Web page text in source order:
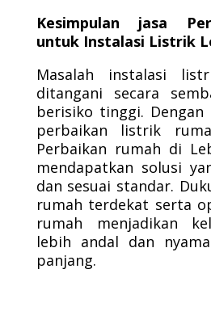
Kesimpulan jasa
untuk Instalasi Listrik
Masalah instalasi
ditangani secara
berisiko tinggi. Dengan
perbaikan listrik
Perbaikan rumah di
mendapatkan solusi
dan sesuai standar.
rumah terdekat serta
rumah menjadikan
lebih andal dan
panjang.